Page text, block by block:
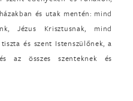
és utak mentén: mind
Jézus Krisztusnak, mind
és szent Istenszülőnek, a
az összes szenteknek és